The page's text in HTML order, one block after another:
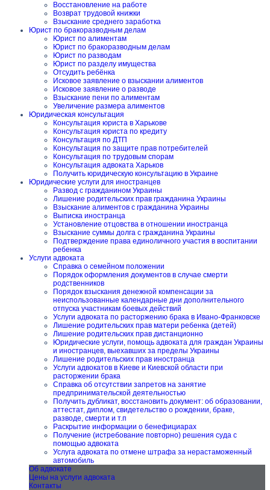
Восстановление на работе
Возврат трудовой книжки
Взыскание среднего заработка
Юрист по бракоразводным делам
Юрист по алиментам
Юрист по бракоразводным делам
Юрист по разводам
Юрист по разделу имущества
Отсудить ребёнка
Исковое заявление о взыскании алиментов
Исковое заявление о разводе
Взыскание пени по алиментам
Увеличение размера алиментов
Юридическая консультация
Консультация юриста в Харькове
Консультация юриста по кредиту
Консультация по ДТП
Консультация по защите прав потребителей
Консультация по трудовым спорам
Консультация адвоката Харьков
Получить юридическую консультацию в Украине
Юридические услуги для иностранцев
Развод с гражданином Украины
Лишение родительских прав гражданина Украины
Взыскание алиментов с гражданина Украины
Выписка иностранца
Установление отцовства в отношении иностранца
Взыскание суммы долга с гражданина Украины
Подтверждение права единоличного участия в воспитании
ребенка
Услуги адвоката
Справка о семейном положении
Порядок оформления документов в случае смерти
родственников
Порядок взыскания денежной компенсации за
неиспользованные календарные дни дополнительного
отпуска участникам боевых действий
Услуги адвоката по расторжению брака в Ивано-Франковске
Лишение родительских прав матери ребенка (детей)
Лишение родительских прав дистанционно
Юридические услуги, помощь адвоката для граждан Украины
и иностранцев, выехавших за пределы Украины
Лишение родительских прав иностранца
Услуги адвокатов в Киеве и Киевской области при
расторжении брака
Справка об отсутствии запретов на занятие
предпринимательской деятельностью
Получить дубликат, восстановить документ: об образовании,
аттестат, диплом, свидетельство о рождении, браке,
разводе, смерти и т.п
Раскрытие информации о бенефициарах
Получение (истребование повторно) решения суда с
помощью адвоката
Услуга адвоката по отмене штрафа за нерастаможенный
автомобиль
Об адвокате
Цены на услуги адвоката
Контакты